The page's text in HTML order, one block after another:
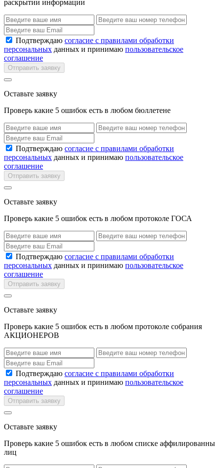
раскрытии информации
Подтверждаю согласие с правилами обработки
персональных данных и принимаю пользовательское
соглашение
Отправить заявку
Оставьте заявку
Проверь какие 5 ошибок есть в любом бюллетене
Подтверждаю согласие с правилами обработки
персональных данных и принимаю пользовательское
соглашение
Отправить заявку
Оставьте заявку
Проверь какие 5 ошибок есть в любом протоколе ГОСА
Подтверждаю согласие с правилами обработки
персональных данных и принимаю пользовательское
соглашение
Отправить заявку
Оставьте заявку
Проверь какие 5 ошибок есть в любом протоколе собрания
АКЦИОНЕРОВ
Подтверждаю согласие с правилами обработки
персональных данных и принимаю пользовательское
соглашение
Отправить заявку
Оставьте заявку
Проверь какие 5 ошибок есть в любом списке аффилированны
лиц